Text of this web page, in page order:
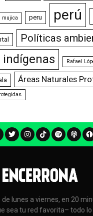
mujica peru perú
Políticas
indígenas Rafael
Áreas Naturales
de lunes a viernes, en 20
sea tu red favorita– todo